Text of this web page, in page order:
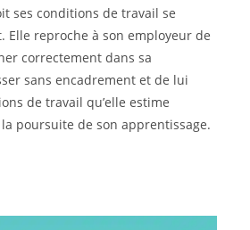
ses conditions de travail se
Elle reproche à son employeur de
correctement dans sa
sans encadrement et de lui
de travail qu’elle estime
poursuite de son apprentissage.